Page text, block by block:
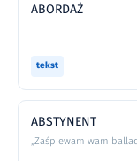
ABORDAŻ
tekst
ABSTYNENT
„Zaśpiewam wam